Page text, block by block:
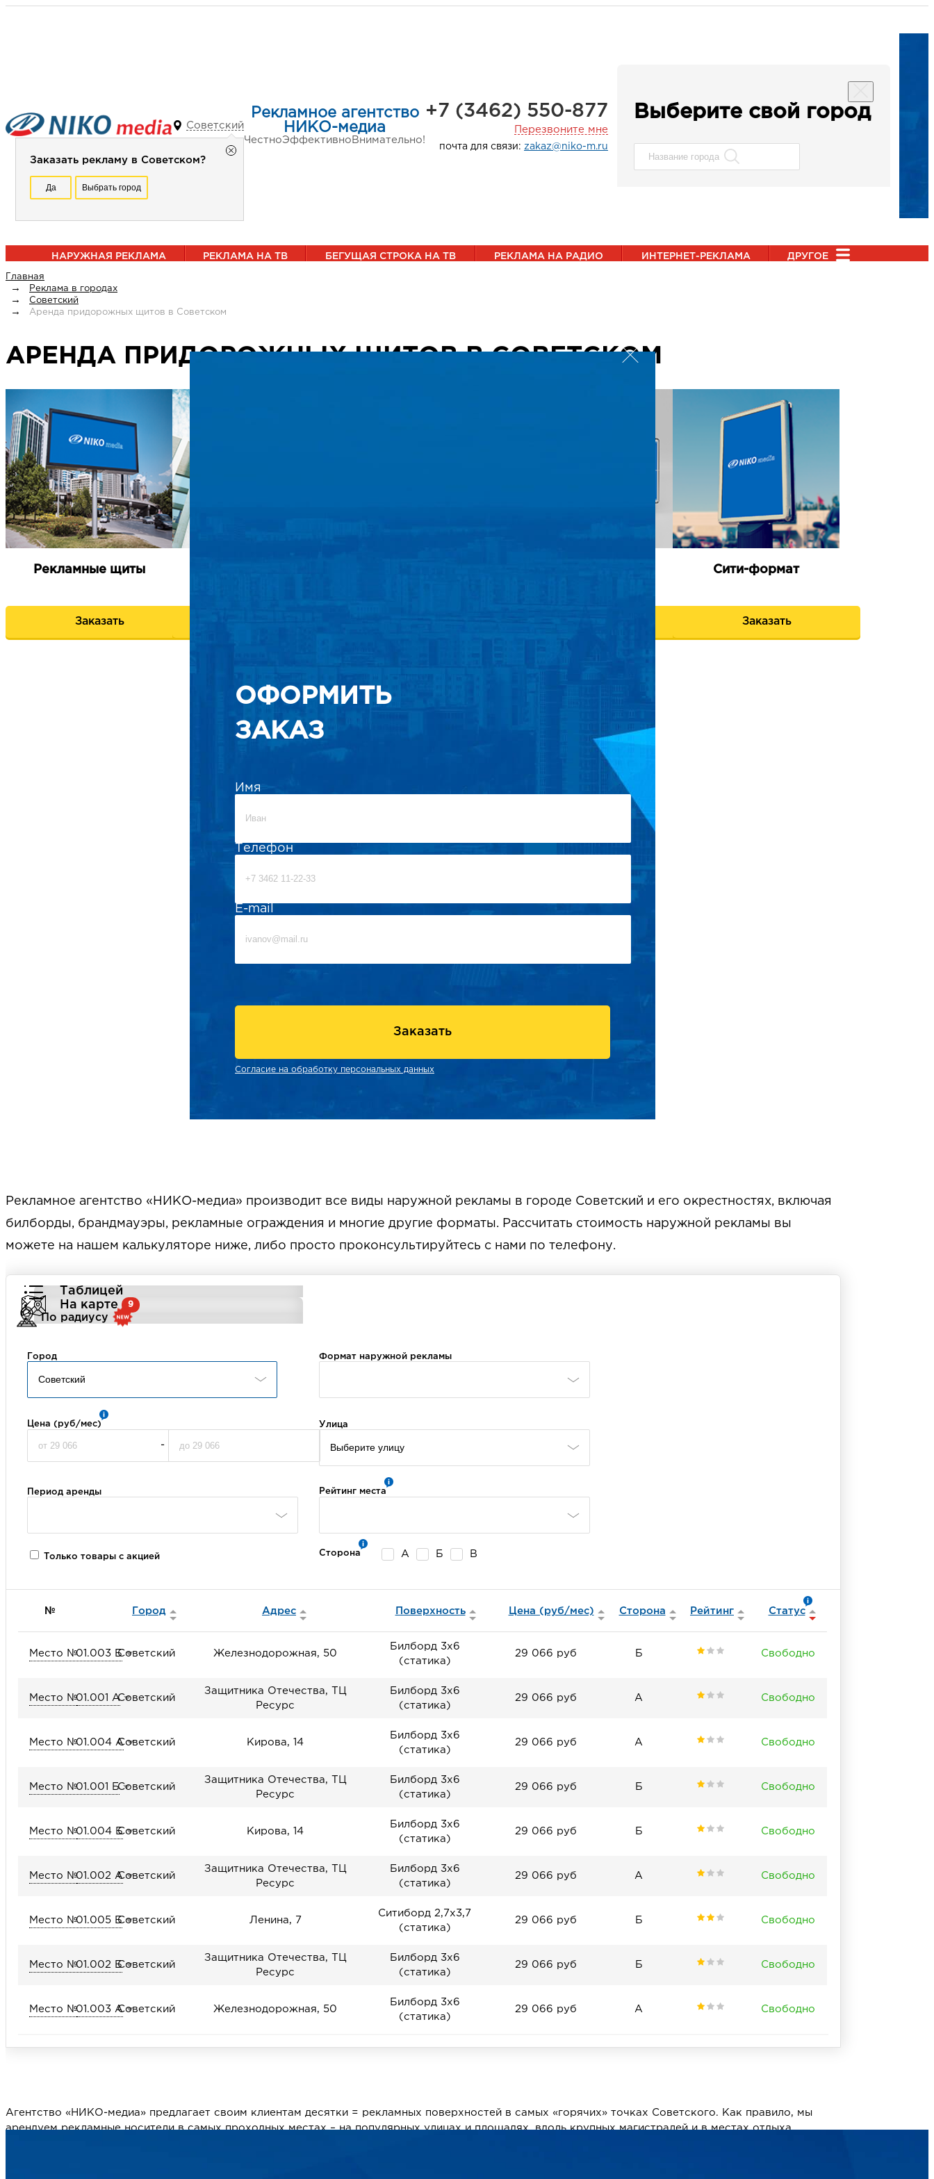
Советский
Заказать рекламу в Советском?
Да Выбрать город
Рекламное агентство
НИКО-медиа
ЧестноЭффективно Внимательно!
+7 (3462) 550-877
Перезвоните мне
почта для связи: zakaz@niko-m.ru
Выберите свой город
НАРУЖНАЯ РЕКЛАМА РЕКЛАМА НА ТВ БЕГУЩАЯ СТРОКА НА ТВ РЕКЛАМА НА РАДИО ИНТЕРНЕТ-РЕКЛАМА ДРУГОЕ
Главная
Реклама в городах
Советский
Аренда придорожных щитов в Советском
АРЕНДА ПРИДОРОЖНЫХ ЩИТОВ В СОВЕТСКОМ
Рекламные щиты
Заказать
Сити-формат
Заказать
ОФОРМИТЬ
ЗАКАЗ
Имя
Телефон
E-mail
Заказать
Согласие на обработку персональных данных
Рекламное агентство «НИКО-медиа» производит все виды наружной рекламы в городе Советский и его окрестностях, включая
билборды, брандмауэры, рекламные ограждения и многие другие форматы. Рассчитать стоимость наружной рекламы вы
можете на нашем калькуляторе ниже, либо просто проконсультируйтесь с нами по телефону.
Таблицей
На карте
9
По радиусу
Город
Улица
Цена (руб/мес)
-
Формат наружной рекламы
Период аренды
Только товары с акцией
Рейтинг места
Сторона А Б В
№ Город Адрес Поверхность Цена (руб/мес) Сторона Рейтинг Статус
Место №01.003 БСоветский Железнодорожная, 50
Билборд 3х6
(статика)
29 066 руб Б Свободно
Место №01.001 АСоветский
Защитника Отечества, ТЦ
Ресурс
Билборд 3х6
(статика)
29 066 руб А Свободно
Место №01.004 АСоветский Кирова, 14
Билборд 3х6
(статика)
29 066 руб А Свободно
Место №01.001 БСоветский
Защитника Отечества, ТЦ
Ресурс
Билборд 3х6
(статика)
29 066 руб Б Свободно
Место №01.004 БСоветский Кирова, 14
Билборд 3х6
(статика)
29 066 руб Б Свободно
Место №01.002 АСоветский
Защитника Отечества, ТЦ
Ресурс
Билборд 3х6
(статика)
29 066 руб А Свободно
Место №01.005 БСоветский Ленина, 7
Ситиборд 2,7х3,7
(статика)
29 066 руб Б Свободно
Место №01.002 БСоветский
Защитника Отечества, ТЦ
Ресурс
Билборд 3х6
(статика)
29 066 руб Б Свободно
Место №01.003 АСоветский Железнодорожная, 50
Билборд 3х6
(статика)
29 066 руб А Свободно
Агентство «НИКО-медиа» предлагает своим клиентам десятки = рекламных поверхностей в самых «горячих» точках Советского. Как правило, мы
арендуем рекламные носители в самых проходных местах – на популярных улицах и площадях, вдоль крупных магистралей и в местах отдыха
+7 (3462) 550-877